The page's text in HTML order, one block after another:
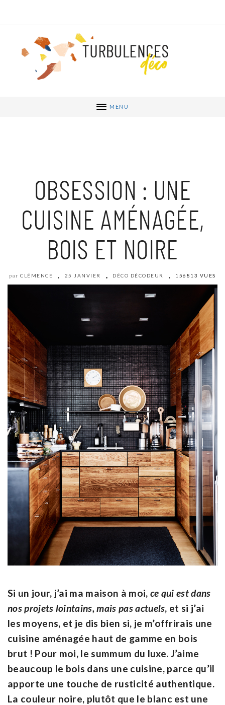
MENU
OBSESSION : UNE
CUISINE AMÉNAGÉE,
BOIS ET NOIRE
par CLÉMENCE 25 JANVIER DÉCO DÉCODEUR 156813 VUES
Si un jour, j’ai ma maison à moi, ce qui est dans
nos projets lointains, mais pas actuels, et si j’ai
les moyens, et je dis bien si, je m’offrirais une
cuisine aménagée haut de gamme en bois
brut ! Pour moi, le summum du luxe. J’aime
beaucoup le bois dans une cuisine, parce qu’il
apporte une touche de rusticité authentique.
La couleur noire, plutôt que le blanc est une